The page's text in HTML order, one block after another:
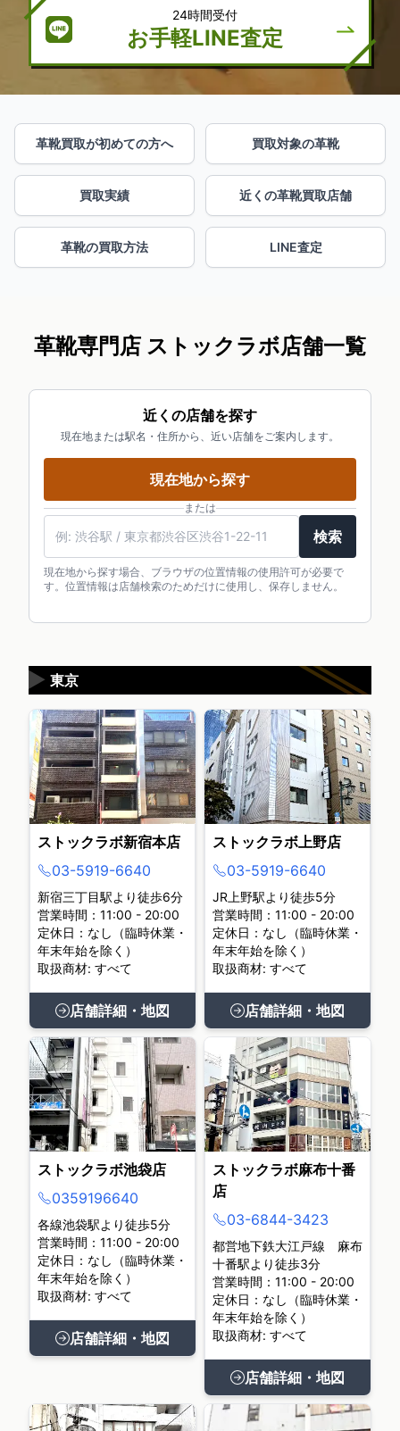
お手軽LINE査定
革靴買取が初めての方へ 買取対象の革靴
買取実績 近くの革靴買取店舗
革靴の買取方法 LINE査定
革靴専門店 ストックラボ店舗一覧
近くの店舗を探す
現在地または駅名・住所から、近い店舗をご案内します。
現在地から探す
または
検索
現在地から探す場合、ブラウザの位置情報の使用許可が必要で
す。位置情報は店舗検索のためだけに使用し、保存しません。
東京
▶
ストックラボ新宿本店
03-5919-6640
新宿三丁目駅より徒歩6分
営業時間：11:00 - 20:00
定休日：なし（臨時休業・
年末年始を除く）
取扱商材: すべて
店舗詳細・地図
ストックラボ上野店
03-5919-6640
JR上野駅より徒歩5分
営業時間：11:00 - 20:00
定休日：なし（臨時休業・
年末年始を除く）
取扱商材: すべて
店舗詳細・地図
ストックラボ池袋店
0359196640
各線池袋駅より徒歩5分
営業時間：11:00 - 20:00
定休日：なし（臨時休業・
年末年始を除く）
取扱商材: すべて
店舗詳細・地図
ストックラボ麻布十番
店
03-6844-3423
都営地下鉄大江戸線 麻布
十番駅より徒歩3分
営業時間：11:00 - 20:00
定休日：なし（臨時休業・
年末年始を除く）
取扱商材: すべて
店舗詳細・地図